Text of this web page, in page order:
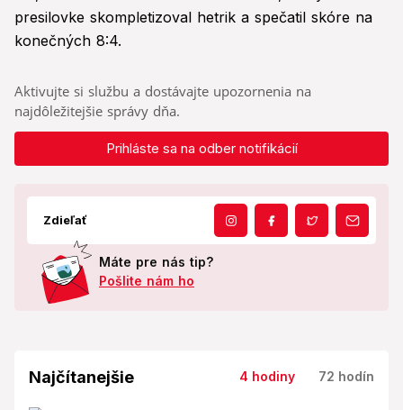
presilovke skompletizoval hetrik a spečatil skóre na
konečných 8:4.
Aktivujte si službu a dostávajte upozornenia na
najdôležitejšie správy dňa.
Prihláste sa na odber notifikácií
Zdieľať
Máte pre nás tip?
Pošlite nám ho
Najčítanejšie 4 hodiny 72 hodín